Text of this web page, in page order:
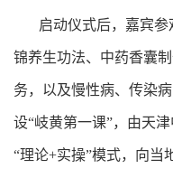
启动仪式后，嘉宾参
锦养生功法、中药香囊
务，以及慢性病、传染
设“岐黄第一课”，由天
“理论+实操”模式，向当